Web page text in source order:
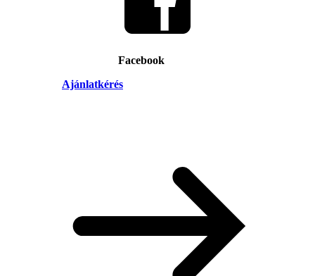
Facebook
Ajánlatkérés